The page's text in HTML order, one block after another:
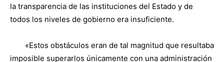
la transparencia de las instituciones del Estado y de
todos los niveles de gobierno era insuficiente.
«Estos obstáculos eran de tal magnitud que resultaba
imposible superarlos únicamente con una administración